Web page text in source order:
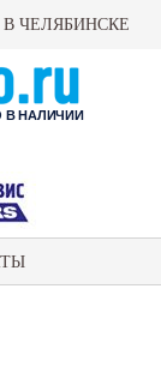
ЧЕЛЯБИНСКЕ
В НАЛИЧИИ